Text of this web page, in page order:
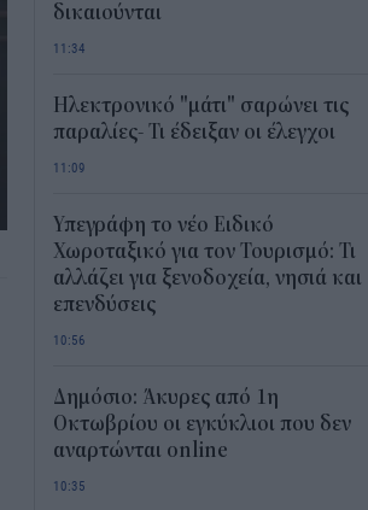
δικαιούνται
11:34
Ηλεκτρονικό "μάτι" σαρώνει τις
παραλίες- Τι έδειξαν οι έλεγχοι
11:09
Υπεγράφη το νέο Ειδικό
Χωροταξικό για τον Τουρισμό: Τι
αλλάζει για ξενοδοχεία, νησιά και
επενδύσεις
10:56
Δημόσιο: Άκυρες από 1η
Οκτωβρίου οι εγκύκλιοι που δεν
αναρτώνται online
10:35